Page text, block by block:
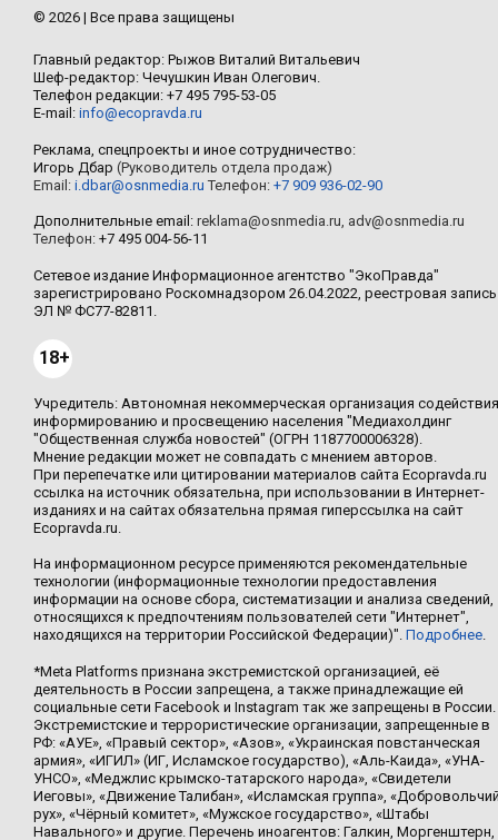
© 2026 | Все права защищены
Главный редактор: Рыжов Виталий Витальевич
Шеф-редактор: Чечушкин Иван Олегович.
Телефон редакции: +7 495 795-53-05
E-mail: info@ecopravda.ru
Реклама, спецпроекты и иное сотрудничество:
Игорь Дбар (Руководитель отдела продаж)
Email: i.dbar@osnmedia.ru Телефон: +7 909 936-02-90
Дополнительные email: reklama@osnmedia.ru, adv@osnmedia.ru
Телефон: +7 495 004-56-11
Сетевое издание Информационное агентство "ЭкоПравда"
зарегистрировано Роскомнадзором 26.04.2022, реестровая запись
ЭЛ № ФС77-82811.
18+
Учредитель: Автономная некоммерческая организация содействия
информированию и просвещению населения "Медиахолдинг
"Общественная служба новостей" (ОГРН 1187700006328).
Мнение редакции может не совпадать с мнением авторов.
При перепечатке или цитировании материалов сайта Ecopravda.ru
ссылка на источник обязательна, при использовании в Интернет-
изданиях и на сайтах обязательна прямая гиперссылка на сайт
Ecopravda.ru.
На информационном ресурсе применяются рекомендательные
технологии (информационные технологии предоставления
информации на основе сбора, систематизации и анализа сведений,
относящихся к предпочтениям пользователей сети "Интернет",
находящихся на территории Российской Федерации)". Подробнее.
*Meta Platforms признана экстремистской организацией, её
деятельность в России запрещена, а также принадлежащие ей
социальные сети Facebook и Instagram так же запрещены в России.
Экстремистские и террористические организации, запрещенные в
РФ: «АУЕ», «Правый сектор», «Азов», «Украинская повстанческая
армия», «ИГИЛ» (ИГ, Исламское государство), «Аль-Каида», «УНА-
УНСО», «Меджлис крымско-татарского народа», «Свидетели
Иеговы», «Движение Талибан», «Исламская группа»,
рух», «Чёрный комитет», «Мужское государство», «Штабы
Навального» и другие. Перечень иноагентов: Галкин, Моргенштерн,